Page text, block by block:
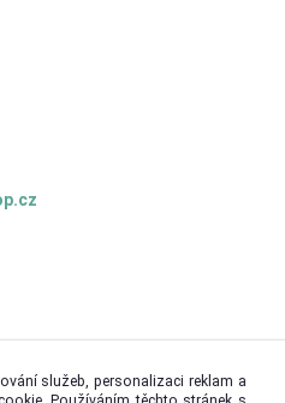
služeb, personalizaci reklam a